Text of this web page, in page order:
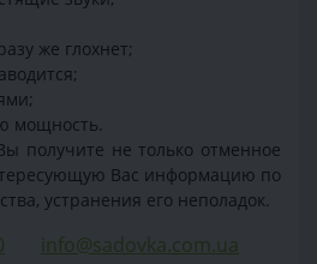
же глохнет;
мощность.
получите не только отменное
Вас информацию по
устранения его неполадок.
info@sadovka.com.ua